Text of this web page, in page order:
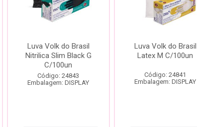
Luva Volk do Brasil
Nitrilica Slim Black G
C/100un
Código: 24843
Embalagem: DISPLAY
Luva Volk do Brasil
Latex M C/100un
Código: 24841
Embalagem: DISPLAY